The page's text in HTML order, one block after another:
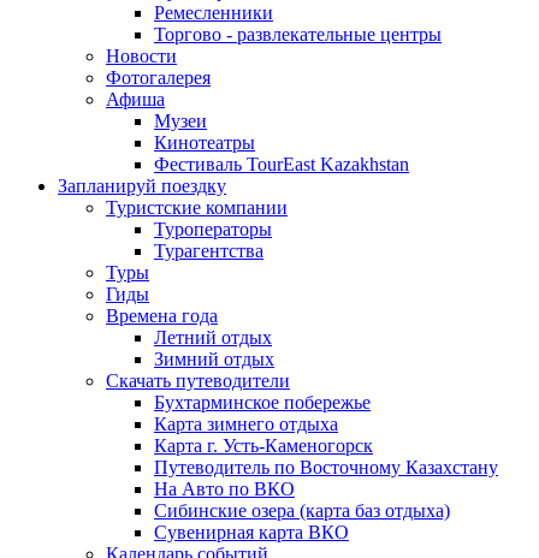
Ремесленники
Торгово - развлекательные центры
Новости
Фотогалерея
Афиша
Музеи
Кинотеатры
Фестиваль TourEast Kazakhstan
Запланируй поездку
Туристские компании
Туроператоры
Турагентства
Туры
Гиды
Времена года
Летний отдых
Зимний отдых
Скачать путеводители
Бухтарминское побережье
Карта зимнего отдыха
Карта г. Усть-Каменогорск
Путеводитель по Восточному Казахстану
На Авто по ВКО
Сибинские озера (карта баз отдыха)
Сувенирная карта ВКО
Календарь событий